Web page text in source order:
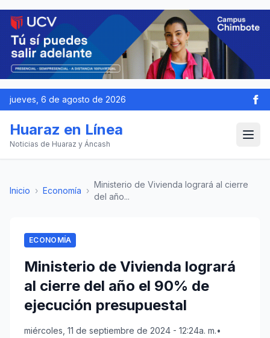
jueves, 6 de agosto de 2026
Huaraz en Línea
Noticias de Huaraz y Áncash
Inicio › Economía ›
Ministerio de Vivienda logrará al cierre
del año...
ECONOMÍA
Ministerio de Vivienda logrará
al cierre del año el 90% de
ejecución presupuestal
miércoles, 11 de septiembre de 2024 - 12:24a. m.•